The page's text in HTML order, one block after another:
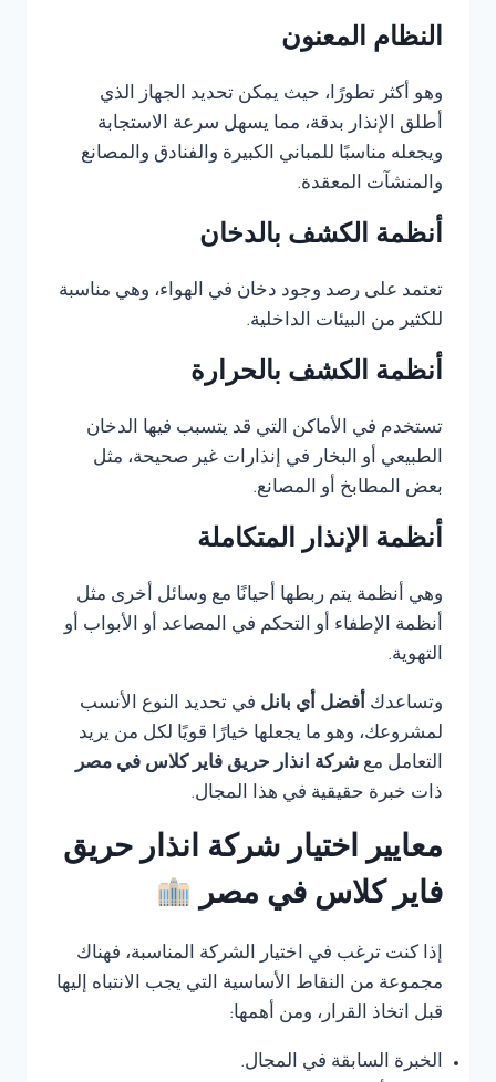
النظام المعنون
وهو أكثر تطورًا، حيث يمكن تحديد الجهاز الذي
أطلق الإنذار بدقة، مما يسهل سرعة الاستجابة
ويجعله مناسبًا للمباني الكبيرة والفنادق والمصانع
والمنشآت المعقدة.
أنظمة الكشف بالدخان
تعتمد على رصد وجود دخان في الهواء، وهي مناسبة
للكثير من البيئات الداخلية.
أنظمة الكشف بالحرارة
تستخدم في الأماكن التي قد يتسبب فيها الدخان
الطبيعي أو البخار في إنذارات غير صحيحة، مثل
بعض المطابخ أو المصانع.
أنظمة الإنذار المتكاملة
وهي أنظمة يتم ربطها أحيانًا مع وسائل أخرى مثل
أنظمة الإطفاء أو التحكم في المصاعد أو الأبواب أو
التهوية.
وتساعدك أفضل أي بانل في تحديد النوع الأنسب
لمشروعك، وهو ما يجعلها خيارًا قويًا لكل من يريد
التعامل مع شركة انذار حريق فاير كلاس في مصر
ذات خبرة حقيقية في هذا المجال.
معايير اختيار شركة انذار حريق
فاير كلاس في مصر
إذا كنت ترغب في اختيار الشركة المناسبة، فهناك
مجموعة من النقاط الأساسية التي يجب الانتباه إليها
قبل اتخاذ القرار، ومن أهمها:
الخبرة السابقة في المجال.